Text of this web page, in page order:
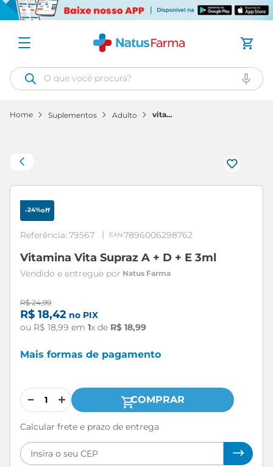
O que você procura?
suplementos adulto
vitamina
-24%off
Referência: 79567 7896006298762
Vitamina Vita Supraz A + D + E 3ml
Natus Farma
R$ 24,99
R$ 18,42 no PIX
ou R$ 18,99 em 1x de R$ 18,99
Mais formas de pagamento
＋
－ COMPRAR
Calcular frete e prazo de entrega